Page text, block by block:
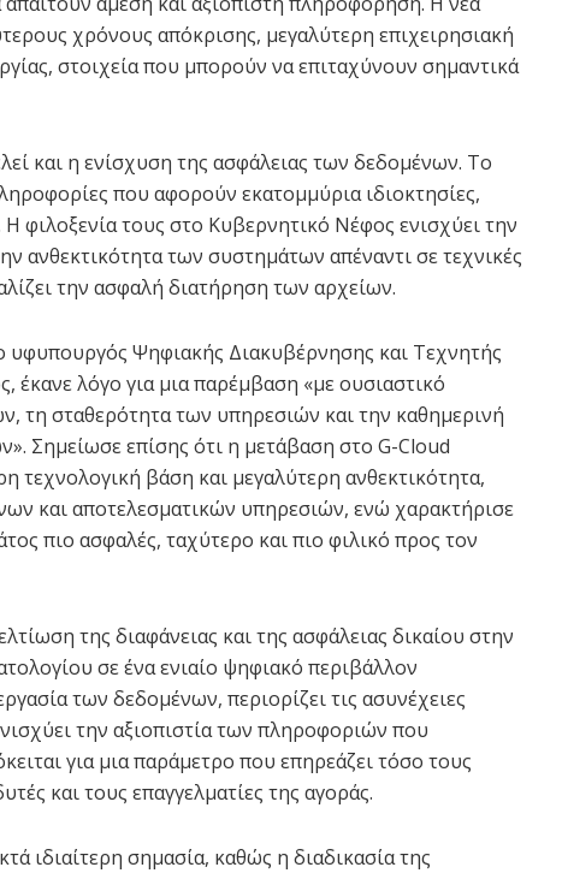
χρόνους απόκρισης, μεγαλύτερη επιχειρησιακή
στοιχεία που μπορούν να επιταχύνουν σημαντικά
και η ενίσχυση της ασφάλειας των δεδομένων. Το
που αφορούν εκατομμύρια ιδιοκτησίες,
φιλοξενία τους στο Κυβερνητικό Νέφος ενισχύει την
ανθεκτικότητα των συστημάτων απέναντι σε τεχνικές
την ασφαλή διατήρηση των αρχείων.
Ψηφιακής Διακυβέρνησης και Τεχνητής
λόγο για μια παρέμβαση «με ουσιαστικό
τη σταθερότητα των υπηρεσιών και την καθημερινή
Σημείωσε επίσης ότι η μετάβαση στο G-Cloud
τεχνολογική βάση και μεγαλύτερη ανθεκτικότητα,
και αποτελεσματικών υπηρεσιών, ενώ χαρακτήρισε
πιο ασφαλές, ταχύτερο και πιο φιλικό προς τον
της διαφάνειας και της ασφάλειας δικαίου στην
σε ένα ενιαίο ψηφιακό περιβάλλον
των δεδομένων, περιορίζει τις ασυνέχειες
την αξιοπιστία των πληροφοριών που
για μια παράμετρο που επηρεάζει τόσο τους
και τους επαγγελματίες της αγοράς.
ιδιαίτερη σημασία, καθώς η διαδικασία της